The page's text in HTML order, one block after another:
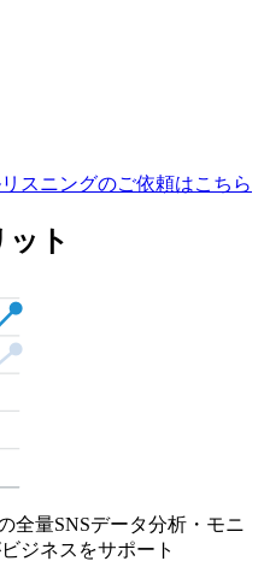
スニングのご依頼はこちら
ット
全量SNSデータ分析・モニ
ジネスをサポート